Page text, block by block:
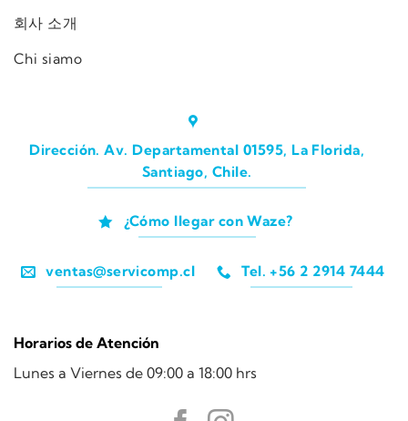
회사 소개
Chi siamo
Dirección. Av. Departamental 01595, La Florida,
Santiago, Chile.
¿Cómo llegar con Waze?
ventas@servicomp.cl Tel. +56 2 2914 7444
Horarios de Atención
Lunes a Viernes de 09:00 a 18:00 hrs